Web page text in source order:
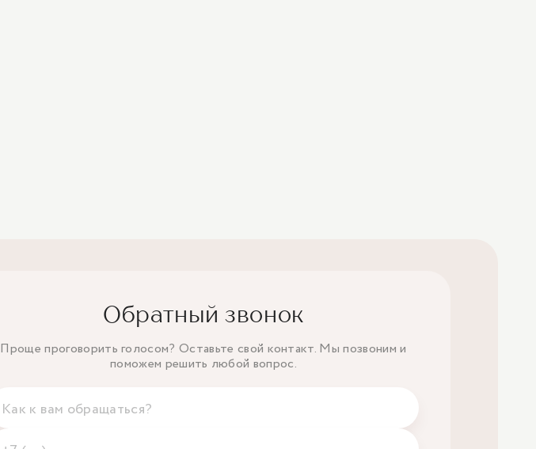
Обратный звонок
Проще проговорить голосом? Оставьте свой контакт. Мы позвоним и
поможем решить любой вопрос.